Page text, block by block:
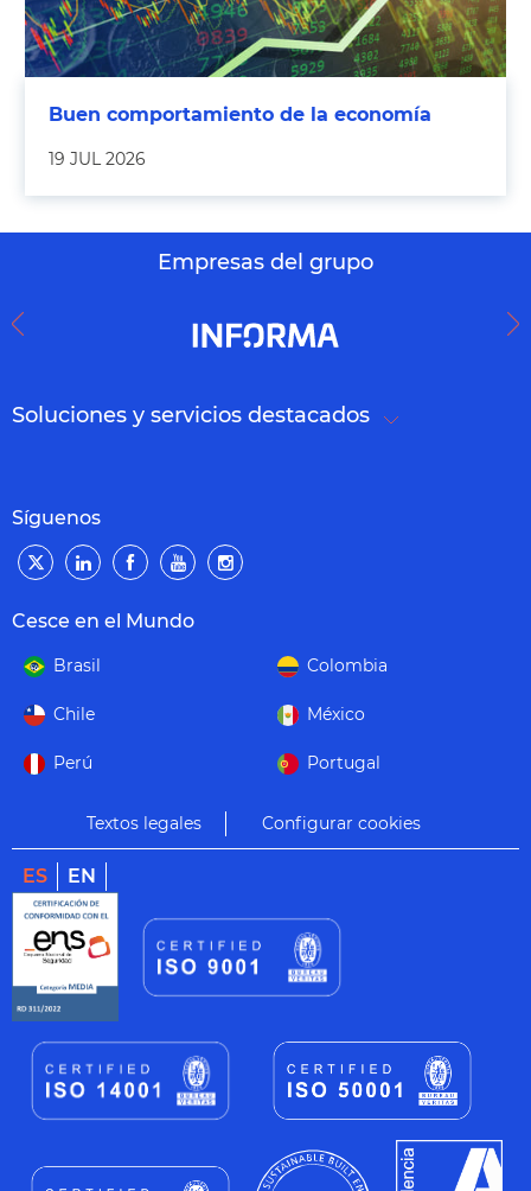
Buen comportamiento de la economía
19 JUL 2026
Empresas del grupo
Soluciones y servicios destacados
Síguenos
Cesce en el Mundo
Brasil Colombia
Chile México
Perú Portugal
Textos legales Configurar cookies
ES EN